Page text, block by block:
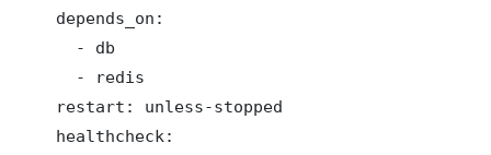
    depends_on:
      - db
      - redis
    restart: unless-stopped
    healthcheck: